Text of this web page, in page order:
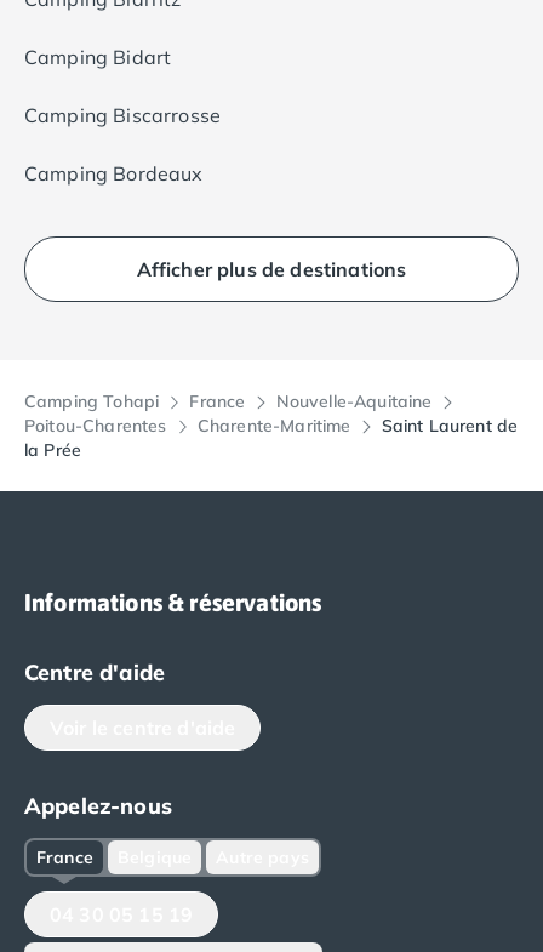
En plus de l'accueil chaleureux du personnel, les
clients du camping peuvent profiter d'une multitude
de services et d'installations, notamment un bar, un
restaurant, un snack-bar et une supérette. Les
options d'hébergement au camping 2 Plages &
Océan comprennent des mobil-homes modernes
Camping Bidart
Camping Biscarrosse
Camping Bordeaux
Afficher plus de destinations
Camping Tohapi France
Nouvelle-Aquitaine
Poitou-Charentes
Charente-Maritime
Saint Laurent de
la Prée
Informations & réservations
Centre d'aide
Appelez-nous
France